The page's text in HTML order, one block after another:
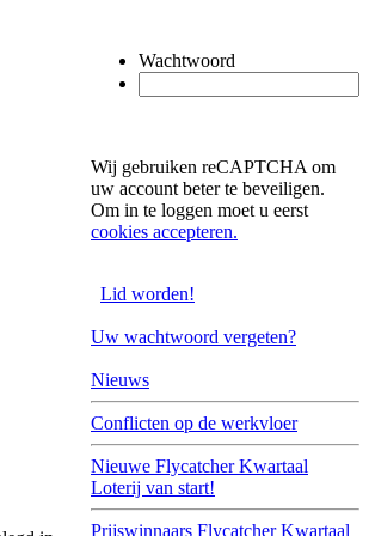
Wachtwoord
Wij gebruiken reCAPTCHA om
uw account beter te beveiligen.
Om in te loggen moet u eerst
cookies accepteren.
Lid worden!
Uw wachtwoord vergeten?
Nieuws
Conflicten op de werkvloer
Nieuwe Flycatcher Kwartaal
Loterij van start!
Prijswinnaars Flycatcher Kwartaal